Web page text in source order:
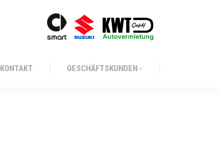
KONTAKT GESCHÄFTSKUNDEN
GESCHÄFTSKUNDEN